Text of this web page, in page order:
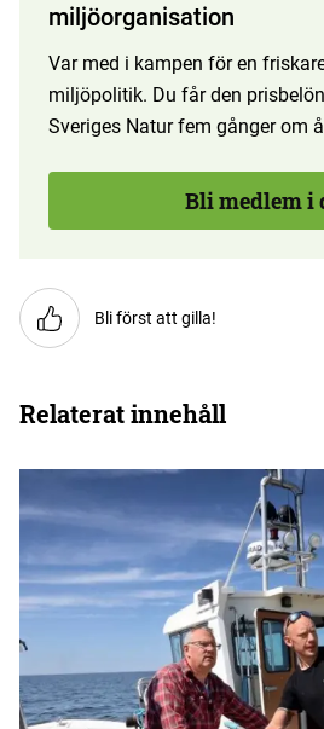
miljöorganisation
Var med i kampen för en
miljöpolitik. Du får den
Sveriges Natur fem gånger om
Bli medlem i
Bli först att gilla!
Relaterat innehåll